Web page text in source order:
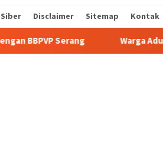
Disclaimer Sitemap Kontak
Warga Adukan Kades Buaran